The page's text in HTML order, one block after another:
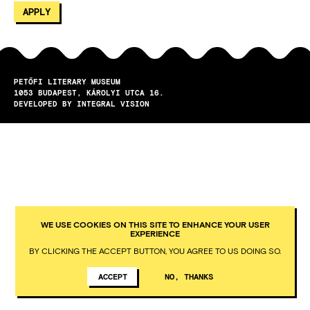
PETŐFI LITERARY MUSEUM
1053
BUDAPEST
KÁROLYI UTCA 16.
DEVELOPED BY INTEGRAL VISION
WE USE COOKIES ON THIS SITE TO ENHANCE YOUR USER
EXPERIENCE
BY CLICKING THE ACCEPT BUTTON, YOU AGREE TO US DOING SO.
ACCEPT NO, THANKS